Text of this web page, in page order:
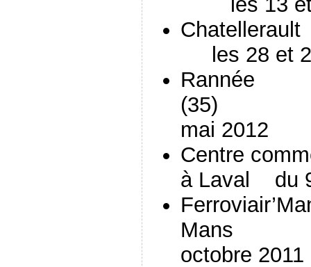
les 28 et
Rannée
mai 2012
Centre
à Laval du
Mans
octobre 2011